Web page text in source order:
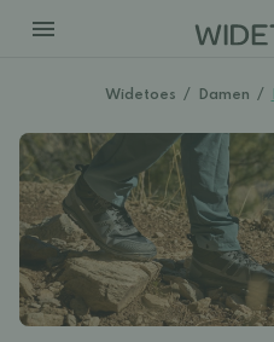
Widetoes / Damen /